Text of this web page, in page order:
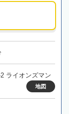
ライオンズマン
地図